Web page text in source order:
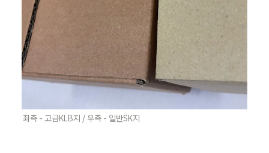
좌측 - 고급KLB지 / 우측 - 일반SK지